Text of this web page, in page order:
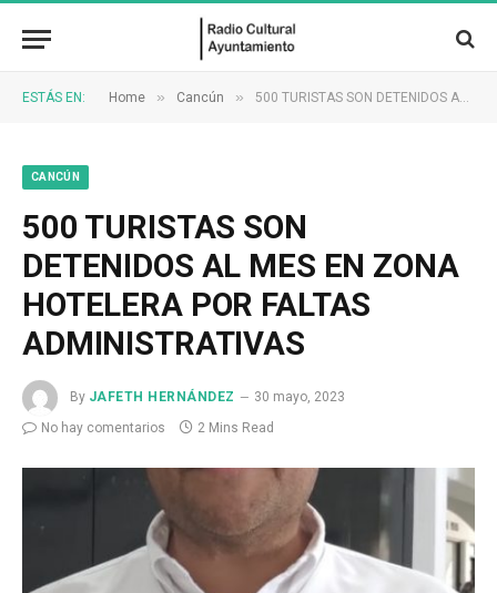
ESTÁS EN: Home » Cancún » 500 TURISTAS SON DETENIDOS AL MES EN ZONA HOTELERA POR FALTAS ADMINISTRATIVAS
CANCÚN
500 TURISTAS SON
DETENIDOS AL MES EN ZONA
HOTELERA POR FALTAS
ADMINISTRATIVAS
By JAFETH HERNÁNDEZ
30 mayo, 2023
No hay comentarios
2 Mins Read